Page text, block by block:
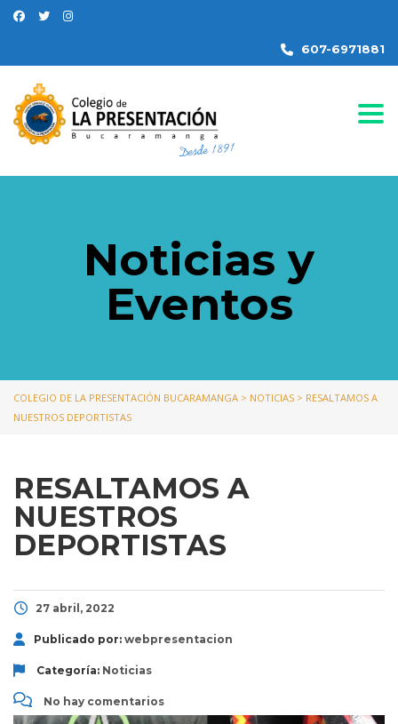
607-6971881
Noticias y
Eventos
COLEGIO DE LA PRESENTACIÓN BUCARAMANGA > NOTICIAS > RESALTAMOS A
NUESTROS DEPORTISTAS
RESALTAMOS A
NUESTROS
DEPORTISTAS
27 abril, 2022
Publicado por: webpresentacion
Categoría: Noticias
No hay comentarios